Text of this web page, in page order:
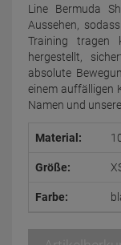
Line Bermuda
Aussehen,
Training tragen
hergestellt,
absolute
einem auffälligen
Namen und
Material:
Größe:
Farbe: